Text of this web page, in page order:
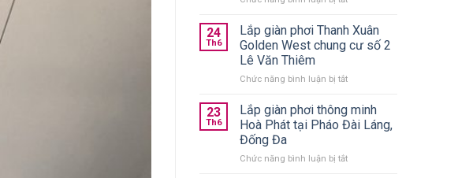
trần
chính
từ
phơi
áo
gọn
chọn
loại
nào
24
Th6
Lắp giàn phơi Thanh Xuân
Golden West chung cư số 2
Lê Văn Thiêm
Chức năng bình luận bị tắtở
giàn
phơi
Thanh
Golden
23
Th6
Lắp giàn phơi thông minh
Hoà Phát tại Pháo Đài Láng,
Đống Đa
Chức năng bình luận bị tắtở